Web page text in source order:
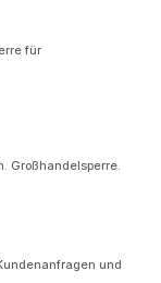
für
Großhandelsperre.
und